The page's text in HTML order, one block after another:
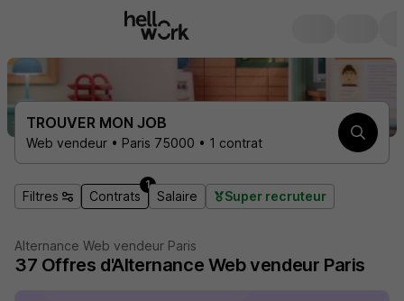
TROUVER MON JOB
Web vendeur • Paris 75000 • 1 contrat
Filtres Contrats
1
Salaire Super recruteur
Alternance Web vendeur Paris
37 Offres d'Alternance Web vendeur Paris